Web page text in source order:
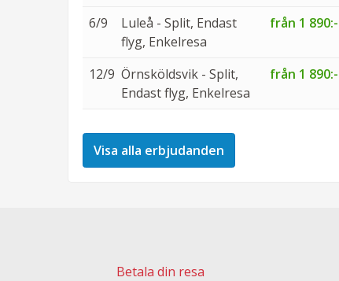
6/9
Luleå - Split, Endast
flyg, Enkelresa
från 1 890:-
12/9 Örnsköldsvik - Split,
Endast flyg, Enkelresa
från 1 890:-
Visa alla erbjudanden
Betala din resa